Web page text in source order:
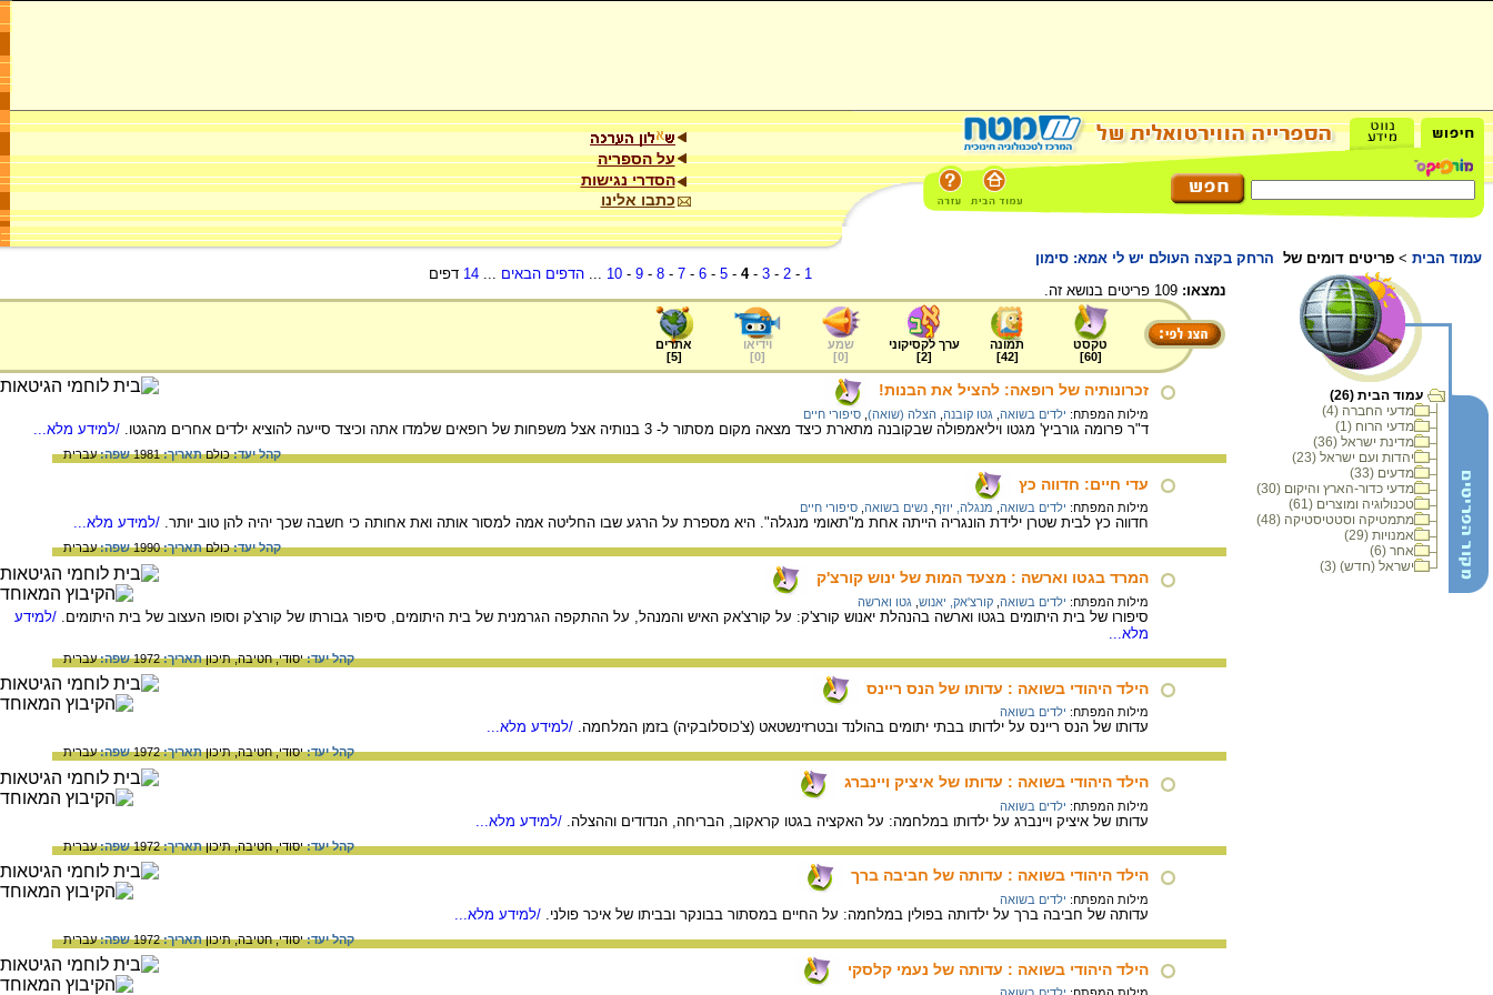
על הספריה
הסדרי נגישות
כתבו אלינו
עמוד הבית > פריטים דומים של הרחק בקצה העולם יש לי אמא: סימון
עמוד הבית (26)
מדעי החברה (4)
מדעי הרוח (1)
מדינת ישראל (36)
יהדות ועם ישראל (23)
מדעים (33)
מדעי כדור-הארץ והיקום (30)
טכנולוגיה ומוצרים (61)
מתמטיקה וסטטיסטיקה (48)
אמנויות (29)
אחר (6)
ישראל (חדש) (3)
1
-
2
-
3
-
4
-
5
-
6
-
7
-
8
-
9
-
10
...הדפים הבאים ...
14 דפים
נמצאו:
טקסט
[
60
]
תמונה
[
42
]
ערך לקסיקוני
[
2
]
שמע
[
0
]
וידיאו
[
0
]
אתרים
[
5
]
זכרונותיה של רופאה: להציל את הבנות!
מילות המפתח: ילדים בשואה גטו קובנה הצלה (שואה) סיפורי חיים
ד"ר פרומה גורביץ' מגטו ויליאמפולה שבקובנה מתארת כיצד מצאה מקום מסתור ל- 3 בנותיה אצל משפחות של רופאים שלמדו אתה וכיצד סייעה להוציא ילדים אחרים מהגטו. /למידע מלא...
קהל יעד:כולםתאריך:1981 שפה:עברית
עדי חיים: חדווה כץ
מילות המפתח: ילדים בשואה מנגלה, יוזף נשים בשואה סיפורי חיים
חדווה כץ לבית שטרן ילידת הונגריה הייתה אחת מ"תאומי מנגלה". היא מספרת על הרגע שבו החליטה אמה למסור אותה ואת אחותה כי חשבה שכך יהיה להן טוב יותר. /למידע מלא...
קהל יעד:כולםתאריך:1990 שפה:עברית
המרד בגטו וארשה : מצעד המות של ינוש קורצ'ק
מילות המפתח: ילדים בשואה קורצ'אק, יאנוש גטו וארשה
סיפורו של בית היתומים בגטו וארשה בהנהלת יאנוש קורצ'ק: על קורצ'אק האיש והמנהל, על ההתקפה הגרמנית של בית היתומים, סיפור גבורתו של קורצ'ק וסופו העצוב של בית היתומים. /למידע
מלא...
קהל יעד:יסודי,חטיבה,תיכוןתאריך:1972 שפה:עברית
הילד היהודי בשואה : עדותו של הנס ריינס
מילות המפתח: ילדים בשואה
עדותו של הנס ריינס על ילדותו בבתי יתומים בהולנד ובטרזינשטאט (צ'כוסלובקיה) בזמן המלחמה. /למידע מלא...
קהל יעד:יסודי,חטיבה,תיכוןתאריך:1972 שפה:עברית
הילד היהודי בשואה : עדותו של איציק ויינברג
מילות המפתח: ילדים בשואה
עדותו של איציק ויינברג על ילדותו במלחמה: על האקציה בגטו קראקוב, הבריחה, הנדודים וההצלה. /למידע מלא...
קהל יעד:יסודי,חטיבה,תיכוןתאריך:1972 שפה:עברית
הילד היהודי בשואה : עדותה של חביבה ברך
מילות המפתח: ילדים בשואה
עדותה של חביבה ברך על ילדותה בפולין במלחמה: על החיים במסתור בבונקר ובביתו של איכר פולני. /למידע מלא...
קהל יעד:יסודי,חטיבה,תיכוןתאריך:1972 שפה:עברית
הילד היהודי בשואה : עדותה של נעמי קלסקי